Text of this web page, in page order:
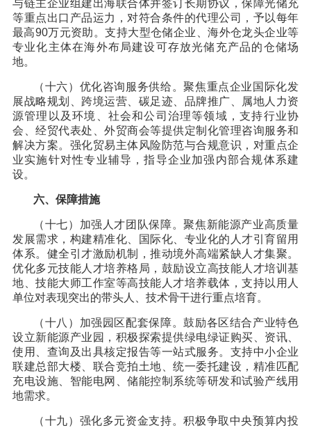
与链主企业组建出海联合体并签订长期协议，保障光储充
等重点出口产品运力，对符合条件的代理公司，予以每年
最高90万元资助。支持大型仓储企业、海外仓龙头企业等
专业化主体在海外布局建设可存放光储充产品的仓储场
地。
（十六）优化咨询服务供给。聚焦重点企业国际化发
展战略规划、跨境运营、碳足迹、品牌推广、属地人力资
源管理以及环境、社会和公司治理等领域，支持行业协
会、经贸代表处、外贸商会等提供定制化管理咨询服务和
解决方案。强化贸易主体风险防范与合规意识，对重点企
业实施针对性专业辅导，指导企业加强内部合规体系建
设。
六、保障措施
（十七）加强人才团队保障。聚焦新能源产业高质量
发展需求，构建精准化、国际化、专业化的人才引育留用
体系。健全引才激励机制，推动境外高端紧缺人才集聚。
优化多元技能人才培养格局，鼓励设立高技能人才培训基
地、技能大师工作室等高技能人才培养载体，支持以用人
单位对表现突出的带头人、技术骨干进行重点培育。
（十八）加强园区配套保障。鼓励各区结合产业特色
设立新能源产业园，积极探索提供绿电绿证购买、资讯、
使用、查询及出具核定报告等一站式服务。支持中小企业
联建总部大楼、联合竞拍土地、统一委托建设，精准匹配
充电设施、智能电网、储能控制系统等研发和试验产线用
地需求。
（十九）强化多元资金支持。积极争取中央预算内投